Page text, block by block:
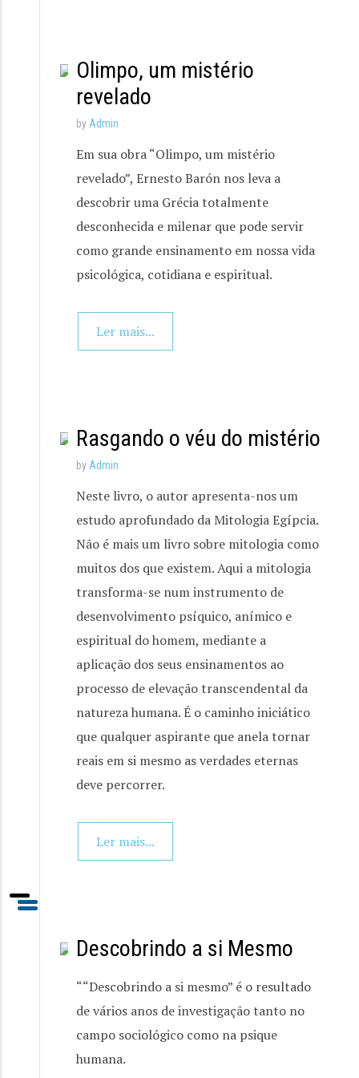
Olimpo, um mistério
revelado
by Admin
Em sua obra “Olimpo, um mistério
revelado”, Ernesto Barón nos leva a
descobrir uma Grécia totalmente
desconhecida e milenar que pode servir
como grande ensinamento em nossa vida
psicológica, cotidiana e espiritual.
Ler mais...
Rasgando o véu do mistério
by Admin
Neste livro, o autor apresenta-nos um
estudo aprofundado da Mitologia Egípcia.
Não é mais um livro sobre mitologia como
muitos dos que existem. Aqui a mitologia
transforma-se num instrumento de
desenvolvimento psíquico, anímico e
espiritual do homem, mediante a
aplicação dos seus ensinamentos ao
processo de elevação transcendental da
natureza humana. É o caminho iniciático
que qualquer aspirante que anela tornar
reais em si mesmo as verdades eternas
deve percorrer.
Ler mais...
Descobrindo a si Mesmo
““Descobrindo a si mesmo” é o resultado
de vários anos de investigação tanto no
campo sociológico como na psique
humana.